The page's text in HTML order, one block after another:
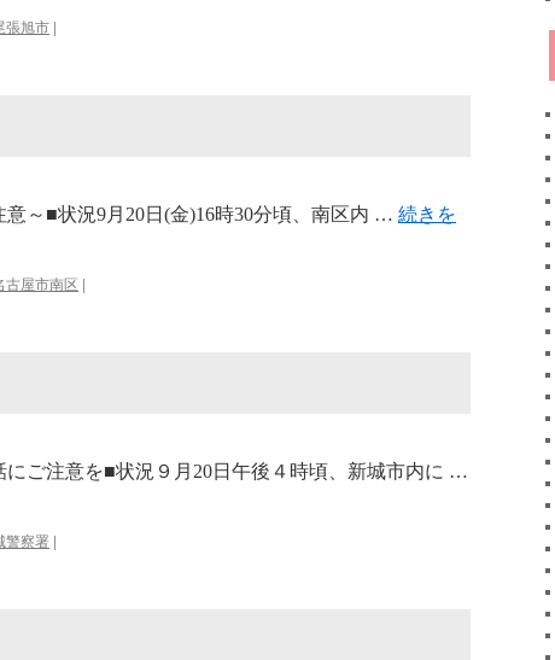
張旭市 |
～■状況9月20日(金)16時30分頃、南区内 … 続きを
古屋市南区 |
ご注意を■状況９月20日午後４時頃、新城市内に …
警察署 |